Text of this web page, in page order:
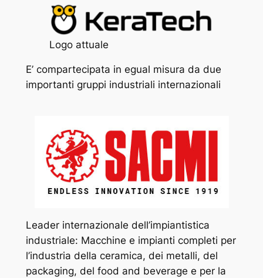
Logo attuale
E’ compartecipata in egual misura da due
importanti gruppi industriali internazionali
Leader internazionale dell’impiantistica
industriale: Macchine e impianti completi per
l’industria della ceramica, dei metalli, del
packaging, del food and beverage e per la